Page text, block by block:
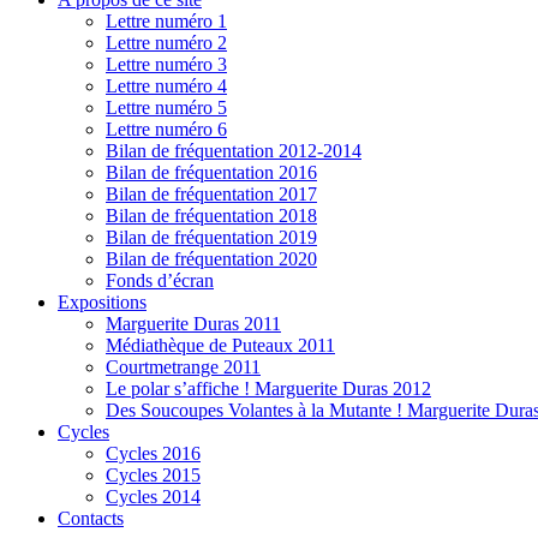
Lettre numéro 1
Lettre numéro 2
Lettre numéro 3
Lettre numéro 4
Lettre numéro 5
Lettre numéro 6
Bilan de fréquentation 2012-2014
Bilan de fréquentation 2016
Bilan de fréquentation 2017
Bilan de fréquentation 2018
Bilan de fréquentation 2019
Bilan de fréquentation 2020
Fonds d’écran
Expositions
Marguerite Duras 2011
Médiathèque de Puteaux 2011
Courtmetrange 2011
Le polar s’affiche ! Marguerite Duras 2012
Des Soucoupes Volantes à la Mutante ! Marguerite
Cycles
Cycles 2016
Cycles 2015
Cycles 2014
Contacts